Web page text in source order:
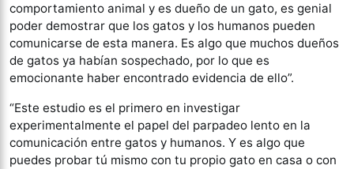
comportamiento animal y es dueño de un gato, es genial
poder demostrar que los gatos y los humanos pueden
comunicarse de esta manera. Es algo que muchos dueños
de gatos ya habían sospechado, por lo que es
emocionante haber encontrado evidencia de ello”.
“Este estudio es el primero en investigar
experimentalmente el papel del parpadeo lento en la
comunicación entre gatos y humanos. Y es algo que
puedes probar tú mismo con tu propio gato en casa o con